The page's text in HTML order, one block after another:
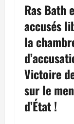
Ras Bath
accusés
la
Victoire
sur le
d’État !